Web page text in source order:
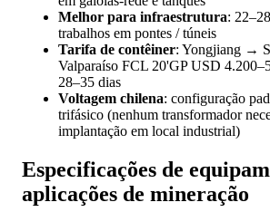
Melhor para infraestrutura:
trabalhos em pontes / túneis
Tarifa de contêiner: Yongjiang →
Valparaíso FCL 20'GP USD
28–35 dias
Voltagem chilena: configuração
trifásico (nenhum transformador
implantação em local industrial)
Especificações de
aplicações de mineração